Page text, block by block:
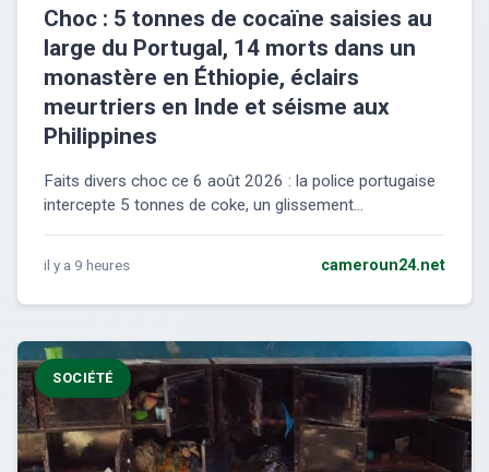
Choc : 5 tonnes de cocaïne saisies au
large du Portugal, 14 morts dans un
monastère en Éthiopie, éclairs
meurtriers en Inde et séisme aux
Philippines
Faits divers choc ce 6 août 2026 : la police portugaise
intercepte 5 tonnes de coke, un glissement...
il y a 9 heures cameroun24.net
SOCIÉTÉ